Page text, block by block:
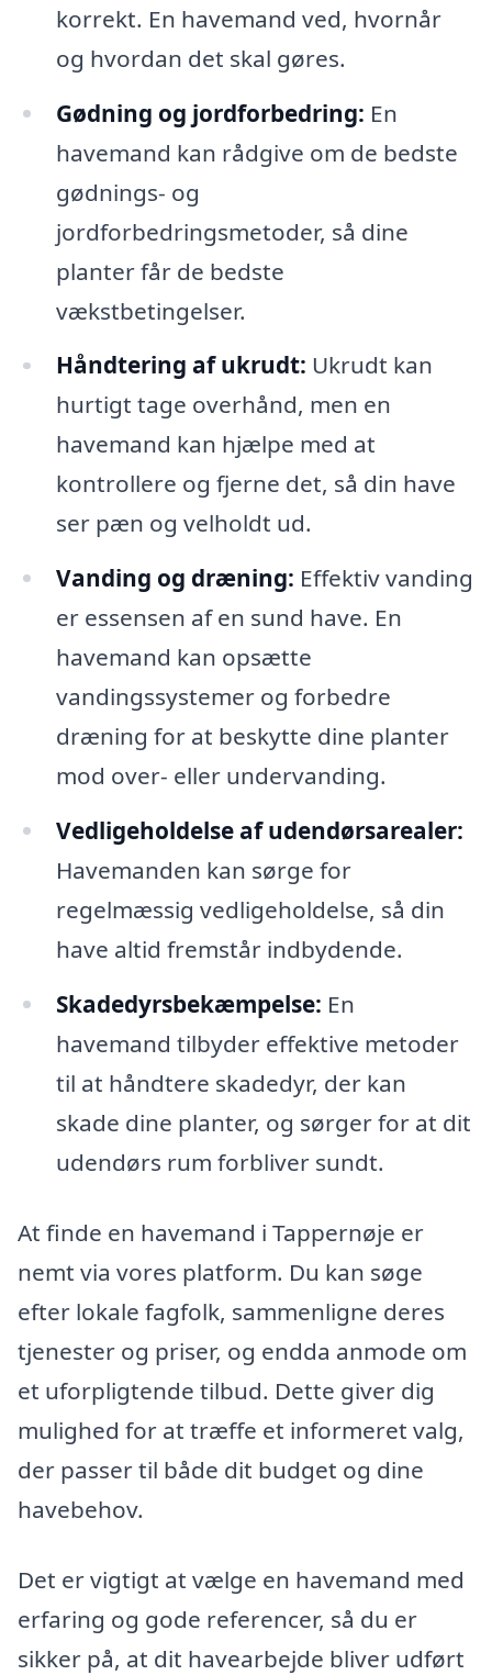
korrekt. En havemand ved, hvornår
og hvordan det skal gøres.
Gødning og jordforbedring: En
havemand kan rådgive om de bedste
gødnings- og
jordforbedringsmetoder, så dine
planter får de bedste
vækstbetingelser.
Håndtering af ukrudt: Ukrudt kan
hurtigt tage overhånd, men en
havemand kan hjælpe med at
kontrollere og fjerne det, så din have
ser pæn og velholdt ud.
Vanding og dræning: Effektiv vanding
er essensen af en sund have. En
havemand kan opsætte
vandingssystemer og forbedre
dræning for at beskytte dine planter
mod over- eller undervanding.
Vedligeholdelse af udendørsarealer:
Havemanden kan sørge for
regelmæssig vedligeholdelse, så din
have altid fremstår indbydende.
Skadedyrsbekæmpelse: En
havemand tilbyder effektive metoder
til at håndtere skadedyr, der kan
skade dine planter, og sørger for at dit
udendørs rum forbliver sundt.
At finde en havemand i Tappernøje er
nemt via vores platform. Du kan søge
efter lokale fagfolk, sammenligne deres
tjenester og priser, og endda anmode om
et uforpligtende tilbud. Dette giver dig
mulighed for at træffe et informeret valg,
der passer til både dit budget og dine
havebehov.
Det er vigtigt at vælge en havemand med
erfaring og gode referencer, så du er
sikker på, at dit havearbejde bliver udført